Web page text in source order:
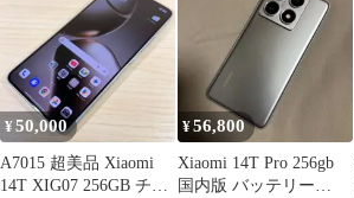
¥50,000
A7015 超美品 Xiaomi
14T XIG07 256GB チタ
¥56,800
Xiaomi 14T Pro 256gb
国内版 バッテリー